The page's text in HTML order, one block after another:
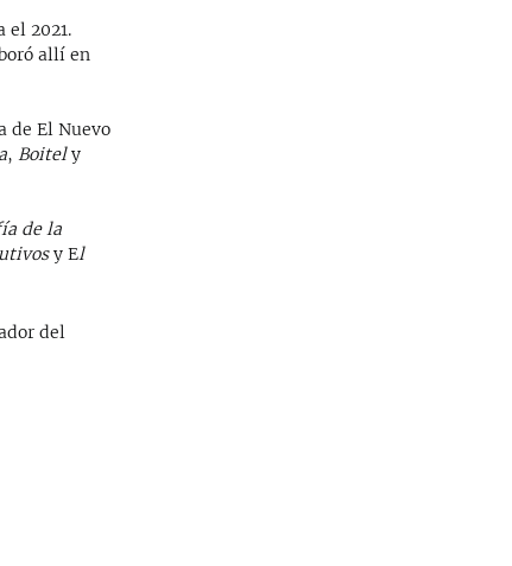
el 2021.
allí en
de El Nuevo
,Boitely
de la
y El
del